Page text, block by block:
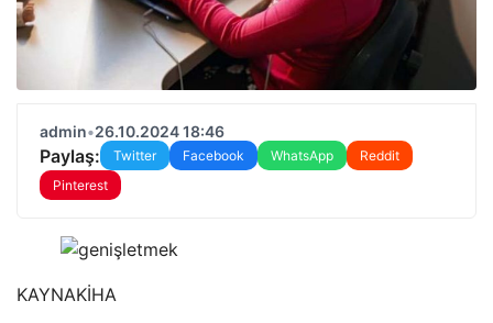
admin•26.10.2024 18:46
Paylaş: Twitter Facebook WhatsApp
Reddit
Pinterest
KAYNAKİHA